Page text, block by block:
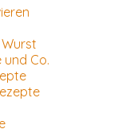
und Co.